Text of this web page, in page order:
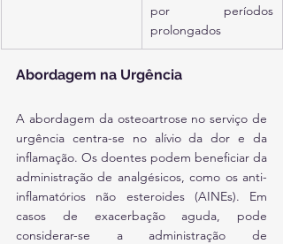
por períodos
prolongados
Abordagem na Urgência
A abordagem da osteoartrose no serviço de
urgência centra-se no alívio da dor e da
inflamação. Os doentes podem beneficiar da
administração de analgésicos, como os anti-
inflamatórios não esteroides (AINEs). Em
casos de exacerbação aguda, pode
considerar-se a administração de